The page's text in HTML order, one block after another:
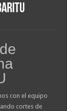
con el equipo
cortes de